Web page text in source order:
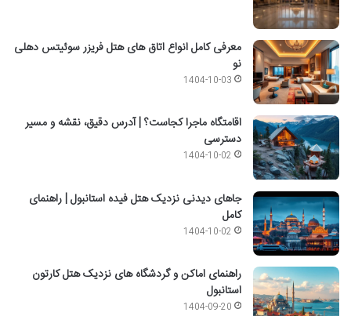
معرفی کامل انواع اتاق های هتل فریزر سوئیتس دهلی
نو
1404-10-03
اقامتگاه ماجرا کجاست؟ | آدرس دقیق، نقشه و مسیر
دسترسی
1404-10-02
جاهای دیدنی نزدیک هتل فیده استانبول | راهنمای
کامل
1404-10-02
راهنمای اماکن و گردشگاه های نزدیک هتل کارتون
استانبول
1404-09-20